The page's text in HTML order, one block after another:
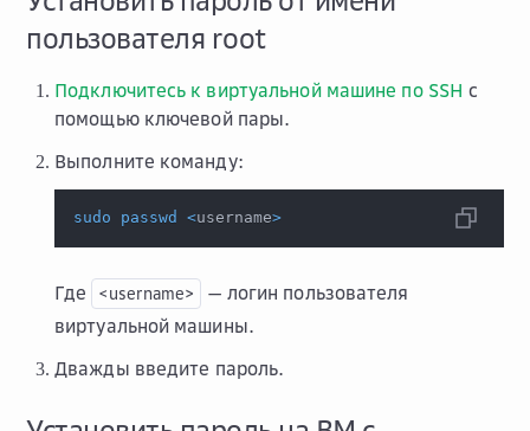
пользователя root
Подключитесь к виртуальной машине по SSH с
помощью ключевой пары.
Выполните команду:
sudo passwd <username>
Где <username>
— логин пользователя
виртуальной машины.
Дважды введите пароль.